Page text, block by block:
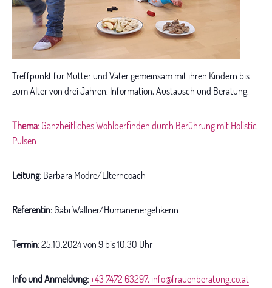
Treffpunkt für Mütter und Väter gemeinsam mit ihren Kindern bis
zum Alter von drei Jahren. Information, Austausch und Beratung.
Thema: Ganzheitliches Wohlberfinden durch Berührung mit Holistic
Pulsen
Leitung: Barbara Modre/Elterncoach
Referentin: Gabi Wallner/Humanenergetikerin
Termin:25.10.2024 von 9 bis 10.30 Uhr
Info und Anmeldung:+43 7472 63297, info@frauenberatung.co.at